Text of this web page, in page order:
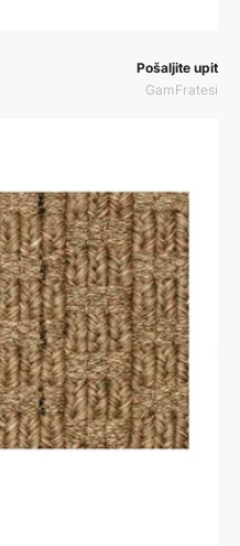
Prodavač:
Pošaljite upit
GamFratesi